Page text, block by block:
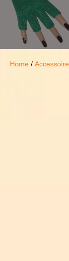
Home /